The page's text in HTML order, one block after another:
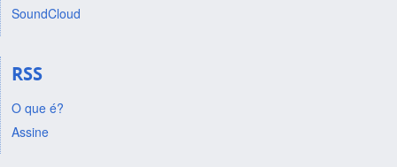
SoundCloud
RSS
O que é?
Assine